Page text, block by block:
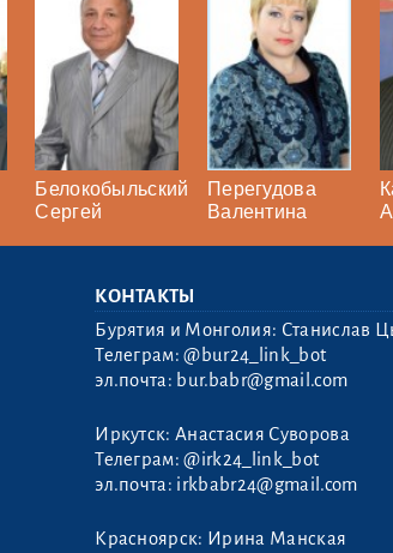
Белокобыльский
Сергей
Перегудова
Валентина
КОНТАКТЫ
Бурятия и Монголия: Станислав
Телеграм:@bur24_link_bot
эл.почта: bur.babr@gmail.com
Иркутск: Анастасия Суворова
Телеграм:@irk24_link_bot
эл.почта: irkbabr24@gmail.com
Красноярск: Ирина Манская